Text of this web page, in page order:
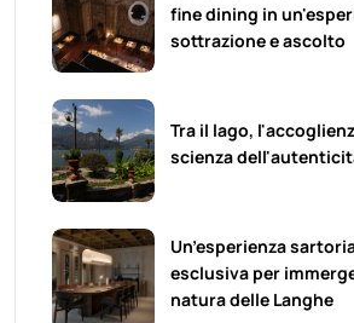
fine dining in
sottrazione e ascolto
Tra il lago,
scienza
Un’esperienza
esclusiva per
natura delle Langhe